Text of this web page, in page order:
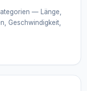
— Länge,
Geschwindigkeit,